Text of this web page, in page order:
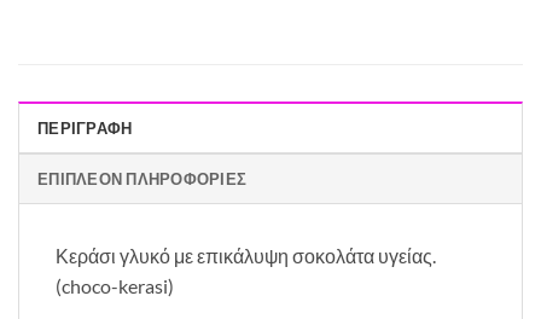
ΠΕΡΙΓΡΑΦΉ
ΕΠΙΠΛΈΟΝ ΠΛΗΡΟΦΟΡΊΕΣ
Κεράσι γλυκό με επικάλυψη σοκολάτα υγείας.
(choco-kerasi)